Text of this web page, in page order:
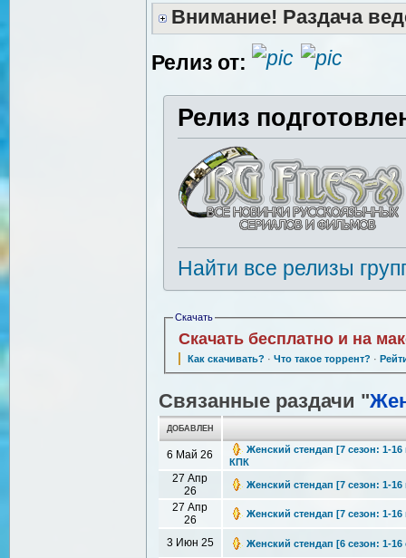
Внимание! Раздача
Релиз от:
Релиз
Найти все релизы
Скачать
Скачать бесплатно и на
Как скачивать? · Что такое торрент? ·
Связанные раздачи "
ДОБАВЛЕН
6 Май 26
Женский стендап [7 сезон: 1-
КПК
27 Апр
26
Женский стендап [7 сезон: 1-
27 Апр
26
Женский стендап [7 сезон: 1-
3 Июн 25 Женский стендап [6 сезон: 1-